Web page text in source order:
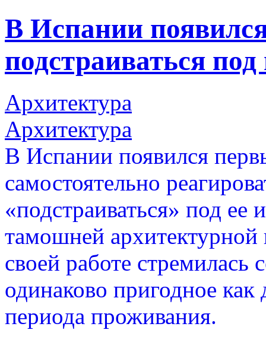
В Испании
подстраиваться под
Архитектура
Архитектура
В Испании появился
самостоятельно
«подстраиваться» под
тамошней
своей работе стремилась
одинаково пригодное как
периода проживания.